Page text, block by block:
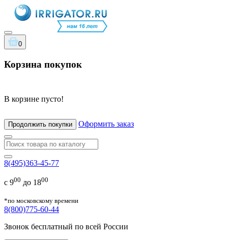
0
Корзина покупок
В корзине пусто!
Продолжить покупки Оформить заказ
8(495)363-45-77
с 900 до 1800
*по московскому времени
8(800)775-60-44
Звонок бесплатный по всей России